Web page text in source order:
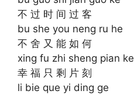
不 过 时 间 过 客
bu she you neng ru he
不 舍 又 能 如 何
xing fu zhi sheng pian ke
幸 福 只 剩 片 刻
li bie que yi ding ge